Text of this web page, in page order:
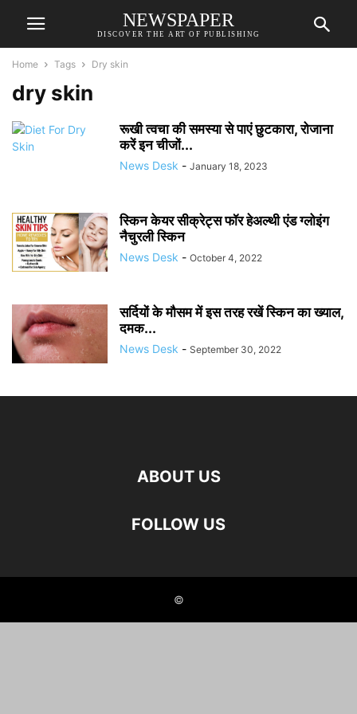
NEWSPAPER
DISCOVER THE ART OF PUBLISHING
Home Tags Dry skin
dry skin
रूखी त्वचा की समस्या से पाएं छुटकारा, रोजाना
करें इन चीजों...
News Desk - January 18, 2023
स्किन केयर सीक्रेट्स फॉर हेअल्थी एंड ग्लोइंग
नैचुरली स्किन
News Desk - October 4, 2022
सर्दियों के मौसम में इस तरह रखें स्किन का ख्याल,
दमक...
News Desk - September 30, 2022
ABOUT US
FOLLOW US
©